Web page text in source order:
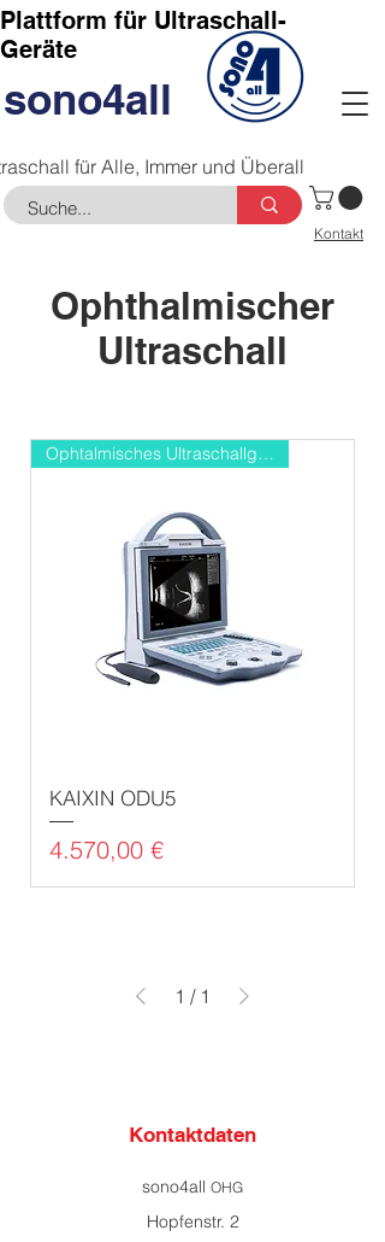
Kontakt
für Alle, Immer und Überall
Plattform für Ultraschall-
Geräte
sono4all
Ophthalmischer
Ultraschall
Ophtalmisches Ultraschallgerät
KAIXIN ODU5
Preis
4.570,00 €
1 / 1
Kontaktdaten
sono4all OHG
Hopfenstr. 2